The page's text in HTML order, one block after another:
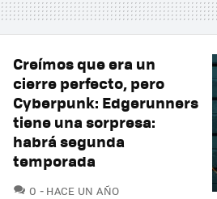
Creímos que era un
cierre perfecto, pero
Cyberpunk: Edgerunners
tiene una sorpresa:
habrá segunda
temporada
0 COMENTARIOS
HACE UN AÑO